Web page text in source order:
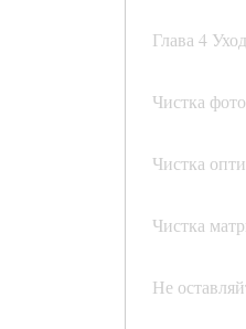
Глава 4
Чистка
Чистка
Чистка
Не